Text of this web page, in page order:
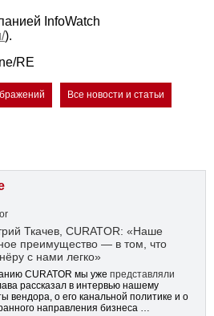
InfoWatch
).
RE
Все новости и статьи
Ткачев, CURATOR: «Наше
преимущество — в том, что
с нами легко»
CURATOR мы уже представляли
рассказал в интервью нашему
вендора, о его канальной политике и о
направления бизнеса …